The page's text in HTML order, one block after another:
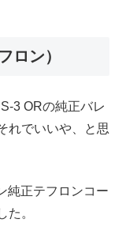
ロン）
3 ORの純正バレ
れでいいや、と思
純正テフロンコー
た。